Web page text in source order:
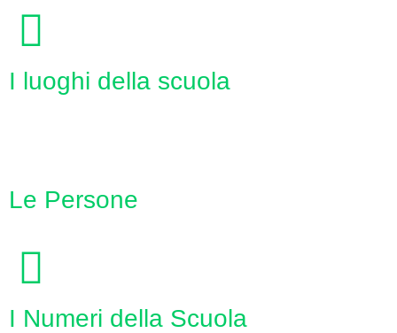
I luoghi della scuola
Le Persone
I Numeri della Scuola